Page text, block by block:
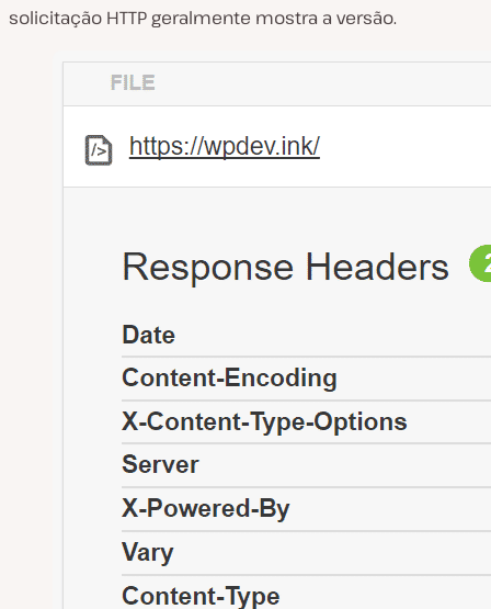
solicitação HTTP geralmente mostra a versão.